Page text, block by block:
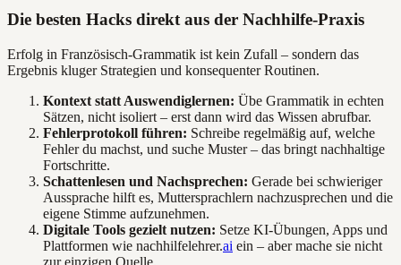
Die besten Hacks direkt aus der Nachhilfe-Praxis
Erfolg in Französisch-Grammatik ist kein Zufall – sondern das
Ergebnis kluger Strategien und konsequenter Routinen.
Kontext statt Auswendiglernen: Übe Grammatik in echten
Sätzen, nicht isoliert – erst dann wird das Wissen abrufbar.
Fehlerprotokoll führen: Schreibe regelmäßig auf, welche
Fehler du machst, und suche Muster – das bringt nachhaltige
Fortschritte.
Schattenlesen und Nachsprechen: Gerade bei schwieriger
Aussprache hilft es, Muttersprachlern nachzusprechen und die
eigene Stimme aufzunehmen.
Digitale Tools gezielt nutzen: Setze KI-Übungen, Apps und
Plattformen wie nachhilfelehrer.ai ein – aber mache sie nicht
zur einzigen Quelle.